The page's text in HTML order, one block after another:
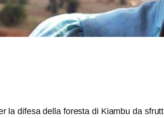
la difesa della foresta di Kiambu da